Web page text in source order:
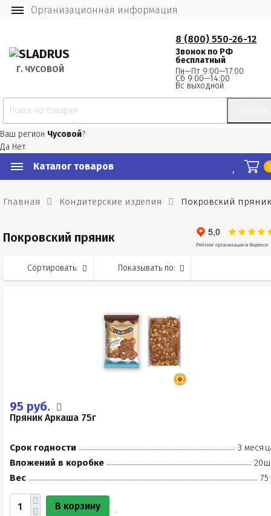
Организационная информация
Г. ЧУСОВОЙ
8 (800) 550-26-12
Звонок по РФ
бесплатный
Пн—Пт 9:00—17:00
Сб 9:00—14:00
Вс выходной
Ваш регион Чусовой?
Да Нет
Каталог товаров
Главная Кондитерские изделия Покровский пряник
Покровский пряник
Сортировать: Показывать по:
95 руб.
Пряник Аркаша 75г
Срок годности
3
Вложений в коробке
Вес
75
В корзину